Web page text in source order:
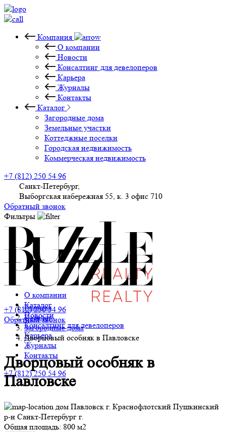
Компания
О компании
Новости
Консалтинг для девелоперов
Карьера
Журналы
Контакты
Каталог
Загородные дома
Земельные участки
Коттеджные поселки
Городская недвижимость
Коммерческая недвижимость
+7 (812) 250 54 96
Санкт-Петербург,
Выборгская набережная 55, к. 3 офис 710
Обратный звонок
Фильтры
О компании
Каталог
Новости
Консалтинг для девелоперов
Карьера
Журналы
Контакты
+7 (812) 250 54 96
+7 (812) 250 54 96
Обратный звонок
Главная
Каталог
Загородные дома
Дворцовый особняк в Павловске
Дворцовый особняк в
Павловске
дом Павловск г. Краснофлотский Пушкинский
р-н Санкт-Петербург г.
Общая площадь: 800 м2